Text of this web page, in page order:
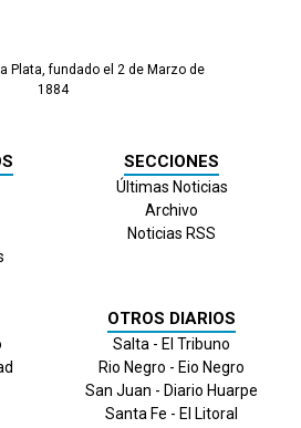
Plata, fundado el 2 de Marzo de
1884
SECCIONES
Últimas Noticias
Archivo
Noticias RSS
OTROS DIARIOS
Salta - El Tribuno
Rio Negro - Eio Negro
San Juan - Diario Huarpe
Santa Fe - El Litoral